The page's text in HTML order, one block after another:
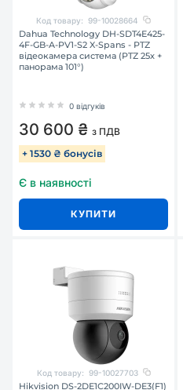
Код товару: 99-10028664
Dahua Technology DH-SDT4E425-
4F-GB-A-PV1-S2 X-Spans - PTZ
відеокамера система (PTZ 25х +
панорама 101°)
0 відгуків
30 600 ₴ з ПДВ
+ 1530 ₴ бонусів
Є в наявності
КУПИТИ
Код товару: 99-10027703
Hikvision DS-2DE1C200IW-DE3(F1)